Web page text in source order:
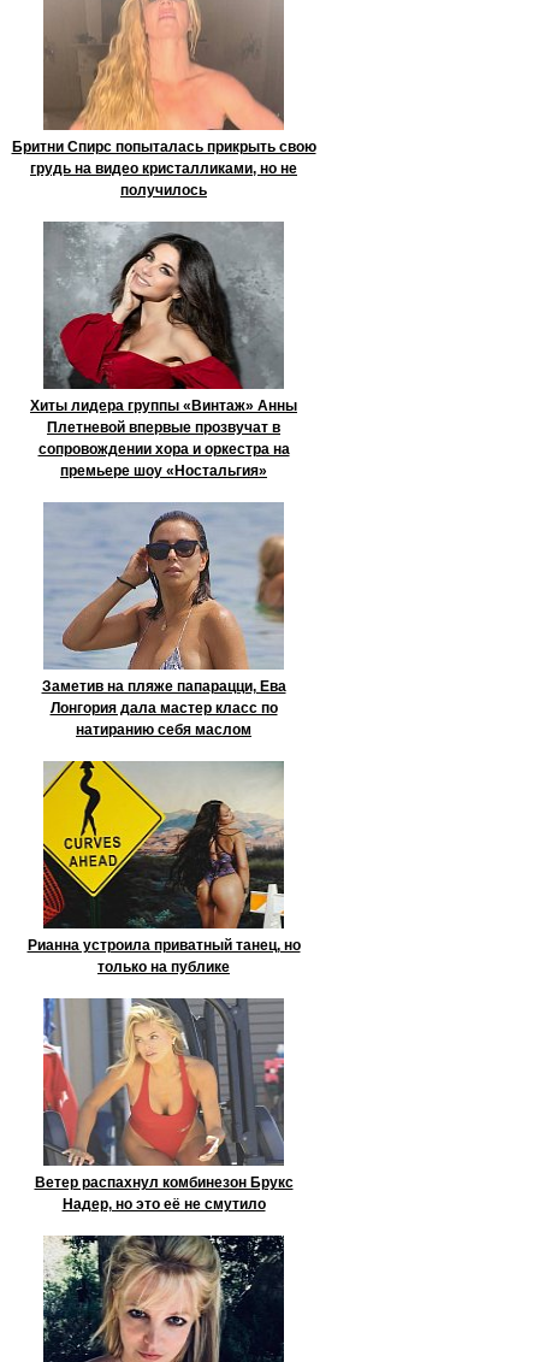
Бритни Спирс попыталась прикрыть свою
грудь на видео кристалликами, но не
получилось
Хиты лидера группы «Винтаж» Анны
Плетневой впервые прозвучат в
сопровождении хора и оркестра на
премьере шоу «Ностальгия»
Заметив на пляже папарацци, Ева
Лонгория дала мастер класс по
натиранию себя маслом
Рианна устроила приватный танец, но
только на публике
Ветер распахнул комбинезон Брукс
Надер, но это её не смутило